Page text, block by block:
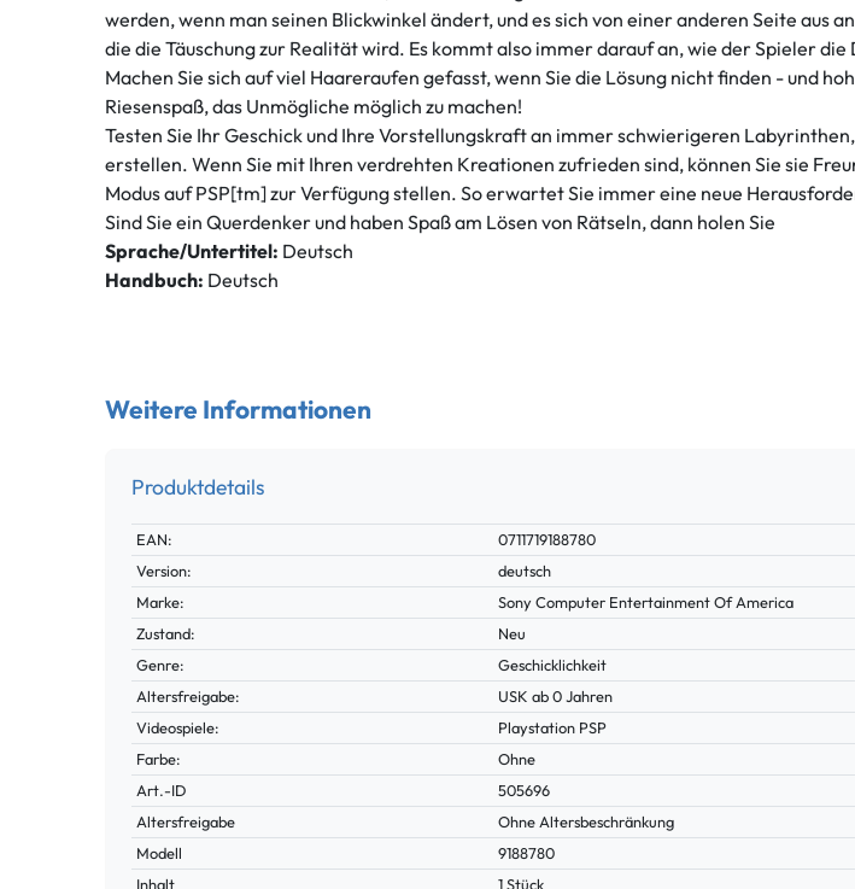
werden, wenn man seinen Blickwinkel ändert, und es sich von einer anderen Seite
die die Täuschung zur Realität wird. Es kommt also immer darauf an, wie der Spieler
Machen Sie sich auf viel Haareraufen gefasst, wenn Sie die Lösung nicht finden - und
Riesenspaß, das Unmögliche möglich zu machen!
Testen Sie Ihr Geschick und Ihre Vorstellungskraft an immer schwierigeren
erstellen. Wenn Sie mit Ihren verdrehten Kreationen zufrieden sind, können Sie sie
Modus auf PSP[tm] zur Verfügung stellen. So erwartet Sie immer eine neue
Sind Sie ein Querdenker und haben Spaß am Lösen von Rätseln, dann holen Sie
Sprache/Untertitel: Deutsch
Handbuch: Deutsch
Weitere Informationen
Produktdetails
Technisches
Merkmal
Wert
EAN:
0711719188780
Version:
deutsch
Marke:
Sony Computer Entertainment Of America
Zustand:
Neu
Genre:
Geschicklichkeit
Altersfreigabe:
USK ab 0 Jahren
Videospiele:
Playstation PSP
Farbe:
Ohne
Technisches
Merkmal
Wert
Art.-ID
505696
Altersfreigabe
Ohne Altersbeschränkung
Modell
9188780
Inhalt
1 Stück